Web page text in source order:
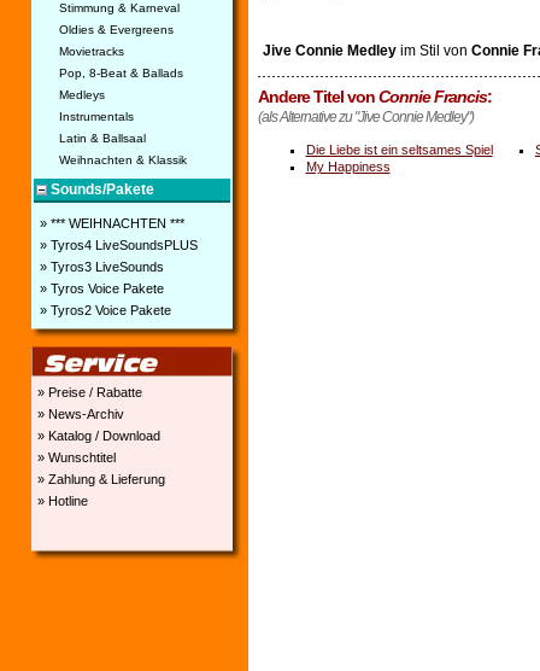
Stimmung & Karneval
Oldies & Evergreens
Movietracks
Pop, 8-Beat & Ballads
Medleys
Instrumentals
Latin & Ballsaal
Weihnachten & Klassik
Sounds/Pakete
» *** WEIHNACHTEN ***
» Tyros4 LiveSoundsPLUS
» Tyros3 LiveSounds
» Tyros Voice Pakete
» Tyros2 Voice Pakete
» Preise / Rabatte
» News-Archiv
» Katalog / Download
» Wunschtitel
» Zahlung & Lieferung
» Hotline
Jive Connie Medleyim Stil von Connie
Andere Titel vonConnie Francis:
(als Alternative zu "Jive Connie Medley")
Die Liebe ist ein seltsames Spiel
My Happiness